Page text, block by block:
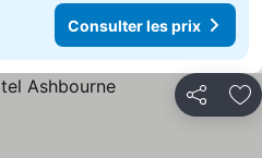
Consulter les prix
Partager